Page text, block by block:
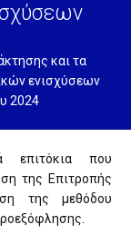
και τα
ενισχύσεων
2024
επιτόκια που
της Επιτροπής
της μεθόδου